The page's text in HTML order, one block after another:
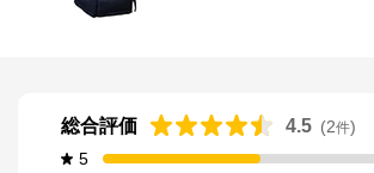
総合評価 4.5 (2件)
5